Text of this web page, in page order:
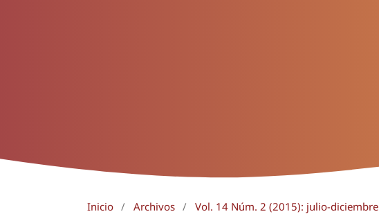
Inicio / Archivos / Vol. 14 Núm. 2 (2015): julio-diciembre